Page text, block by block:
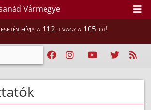
Vármegye
esetén hívja a 112-t vagy a 105-öt!